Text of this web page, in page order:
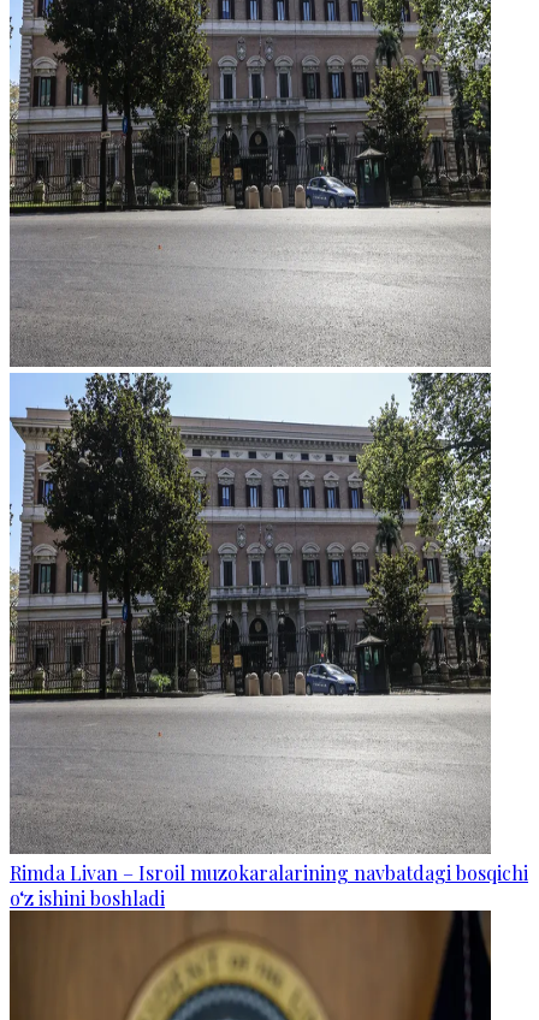
Rimda Livan – Isroil muzokaralarining navbatdagi bosqichi
o‘z ishini boshladi